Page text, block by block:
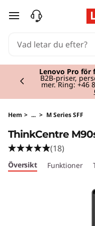
T
k
C
e
n
hoppa vidare till
Lenovo Pro för
B2B-priser,
mer. Ring: +46
Currently
Hem > ... > M Series SFF
ThinkCentre
(18)
Översikt Funktioner